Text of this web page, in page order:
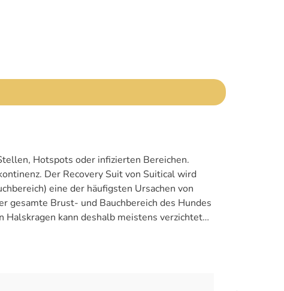
Hotspots oder infizierten Bereichen.
Der Recovery Suit von Suitical wird
eine der häufigsten Ursachen von
gesamte Brust- und Bauchbereich des Hundes
Halskragen kann deshalb meistens verzichtet
mit einem Halskragen Haustiere sind vor sich
dem Sofa oder im Auto Der Recovery Suit ist